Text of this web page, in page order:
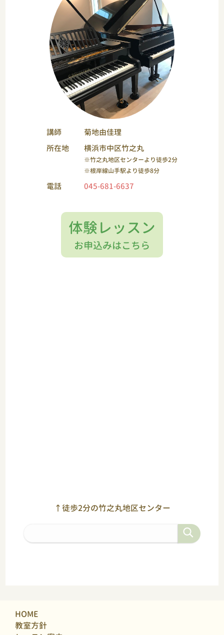
講師
菊地由佳理
所在地
横浜市中区竹之丸
※竹之丸地区センターより徒歩2分
※根岸線山手駅より徒歩8分
電話 045-681-6637
体験レッスン
お申込みはこちら
↑徒歩2分の竹之丸地区センター
HOME
教室方針